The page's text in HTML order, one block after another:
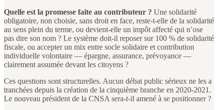
Quelle est la promesse faite au contributeur ? Une solidarité
obligatoire, non choisie, sans droit en face, reste-t-elle de la solidarité
au sens plein du terme, ou devient-elle un impôt affecté qui n’ose
pas dire son nom ? Le système doit-il reposer sur 100 % de solidarité
fiscale, ou accepter un mix entre socle solidaire et contribution
individuelle volontaire — épargne, assurance, prévoyance —
clairement assumée devant les citoyens ?
Ces questions sont structurelles. Aucun débat public sérieux ne les a
tranchées depuis la création de la cinquième branche en 2020-2021.
Le nouveau président de la CNSA sera-t-il amené à se positionner ?